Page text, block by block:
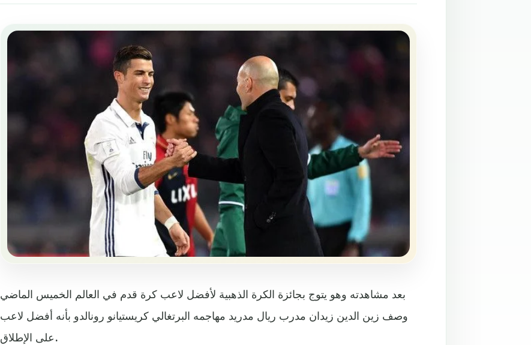
بعد مشاهدته وهو يتوج بجائزة الكرة الذهبية لأفضل لاعب كرة قدم في العالم الخميس الماضي
وصف زين الدين زيدان مدرب ريال مدريد مهاجمه البرتغالي كريستيانو رونالدو بأنه أفضل لاعب
على الإطلاق.